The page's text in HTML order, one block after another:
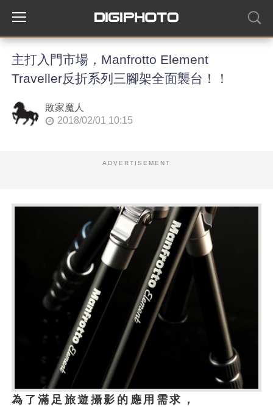
主打入門市場，Manfrotto Element
Traveller反折系列三腳架全面襲台！！
敗家魔人
2018/02/01 10:15
ADVERTISEMENT
為了滿足旅遊攝影的應用需求，